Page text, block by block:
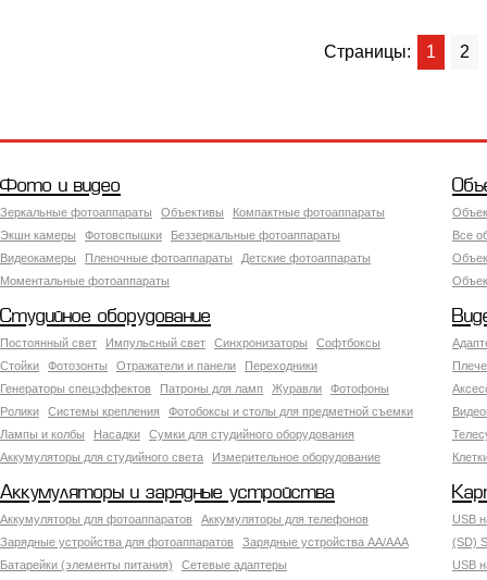
Страницы: 1 2
Фото и видео
Зеркальные фотоаппараты Объективы
Компактные фотоаппараты
Экшн камеры
Фотовспышки
Беззеркальные фотоаппараты
Видеокамеры
Пленочные фотоаппараты
Детские фотоаппараты
Моментальные фотоаппараты
Все
Студийное оборудование
Постоянный свет Импульсный свет Синхронизаторы
Софтбоксы
Стойки
Фотозонты Отражатели и панели
Переходники
Генераторы спецэффектов
Патроны для ламп Журавли
Фотофоны
Ролики
Системы крепления
Фотобоксы и столы для предметной съемки
Лампы и колбы
Насадки
Сумки для студийного оборудования
Аккумуляторы для студийного света
Измерительное оборудование
Аккумуляторы и зарядные устройства
Аккумуляторы для фотоаппаратов
Аккумуляторы для телефонов
Зарядные устройства для фотоаппаратов
Зарядные устройства AA/AAA
Батарейки (элементы питания)
Сетевые адаптеры
USB
(SD)
USB